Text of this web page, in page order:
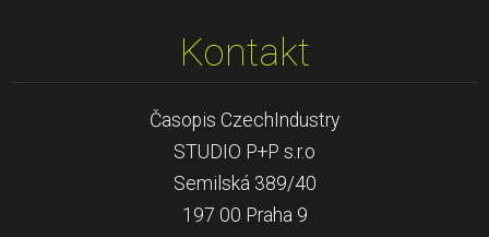
Kontakt
Časopis CzechIndustry
STUDIO P+P s.r.o
Semilská 389/40
197 00 Praha 9